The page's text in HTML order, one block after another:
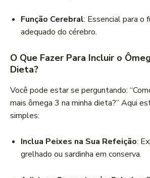
Função Cerebral: Essencial para o
adequado do cérebro.
O Que Fazer Para Incluir o
Dieta?
Você pode estar se perguntando:
mais ômega 3 na minha dieta?” Aqui
simples:
Inclua Peixes na Sua Refeição:
grelhado ou sardinha em conserva.